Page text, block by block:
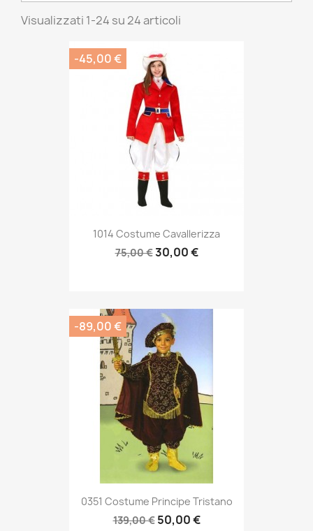
Visualizzati 1-24 su 24 articoli
1014 Costume Cavallerizza
75,00 €30,00 €
-45,00 €
0351 Costume Principe Tristano
139,00 € 50,00 €
-89,00 €